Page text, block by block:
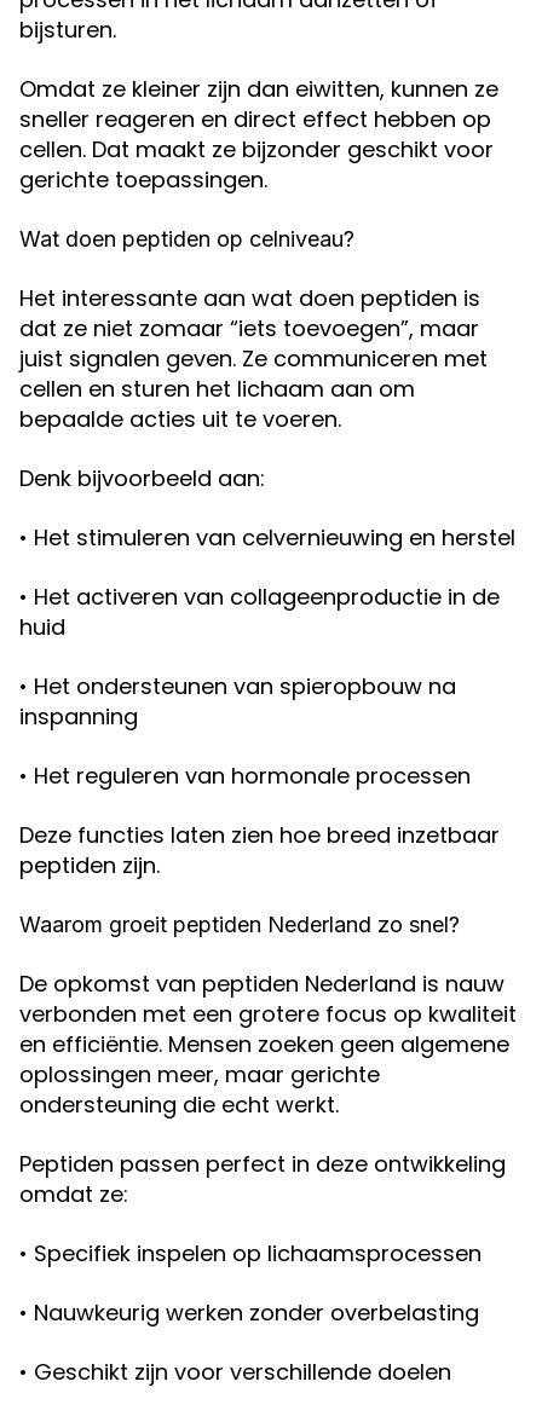
bijsturen.
Omdat ze kleiner zijn dan eiwitten, kunnen ze
sneller reageren en direct effect hebben op
cellen. Dat maakt ze bijzonder geschikt voor
gerichte toepassingen.
Wat doen peptiden op celniveau?
Het interessante aan wat doen peptiden is
dat ze niet zomaar “iets toevoegen”, maar
juist signalen geven. Ze communiceren met
cellen en sturen het lichaam aan om
bepaalde acties uit te voeren.
Denk bijvoorbeeld aan:
• Het stimuleren van celvernieuwing en herstel
• Het activeren van collageenproductie in de
huid
• Het ondersteunen van spieropbouw na
inspanning
• Het reguleren van hormonale processen
Deze functies laten zien hoe breed inzetbaar
peptiden zijn.
Waarom groeit peptiden Nederland zo snel?
De opkomst van peptiden Nederland is nauw
verbonden met een grotere focus op kwaliteit
en efficiëntie. Mensen zoeken geen algemene
oplossingen meer, maar gerichte
ondersteuning die echt werkt.
Peptiden passen perfect in deze ontwikkeling
omdat ze:
• Specifiek inspelen op lichaamsprocessen
• Nauwkeurig werken zonder overbelasting
• Geschikt zijn voor verschillende doelen